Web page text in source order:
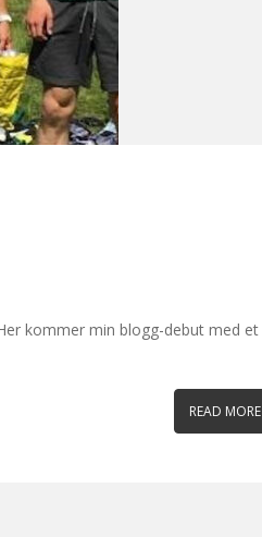
kommer min blogg-debut med et
READ MORE